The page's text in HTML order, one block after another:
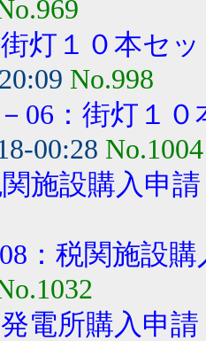
灯１０本セ
No.998
06：街灯１
00:28 No.1004
施設購入申請
：税関施設
電所購入申請